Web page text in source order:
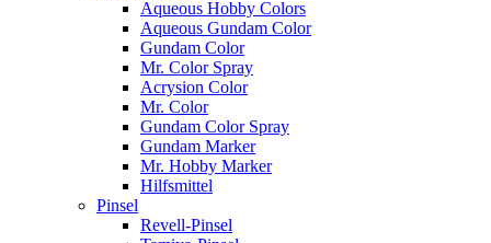
Aqueous Hobby Colors
Aqueous Gundam Color
Gundam Color
Mr. Color Spray
Acrysion Color
Mr. Color
Gundam Color Spray
Gundam Marker
Mr. Hobby Marker
Hilfsmittel
Pinsel
Revell-Pinsel